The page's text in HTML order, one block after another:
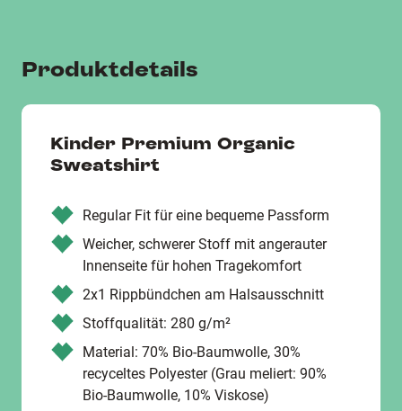
Produktdetails
Kinder Premium Organic
Sweatshirt
Regular Fit für eine bequeme Passform
Weicher, schwerer Stoff mit angerauter
Innenseite für hohen Tragekomfort
2x1 Rippbündchen am Halsausschnitt
Stoffqualität: 280 g/m²
Material: 70% Bio-Baumwolle, 30%
recyceltes Polyester (Grau meliert: 90%
Bio-Baumwolle, 10% Viskose)